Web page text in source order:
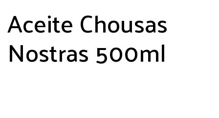
Aceite Chousas
Nostras 500ml